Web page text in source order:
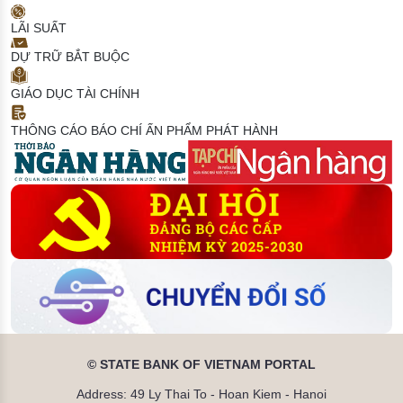
LÃI SUẤT
DỰ TRỮ BẮT BUỘC
GIÁO DỤC TÀI CHÍNH
THÔNG CÁO BÁO CHÍ ẤN PHẨM PHÁT HÀNH
© STATE BANK OF VIETNAM PORTAL
Address: 49 Ly Thai To - Hoan Kiem - Hanoi